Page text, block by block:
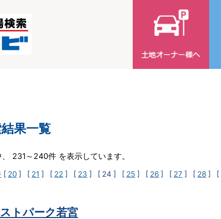
果一覧
231～240件 を表示しています。
[ 20 ] [ 21 ] [ 22 ] [ 23 ] [ 24 ] [ 25 ] [ 26 ] [ 27 ] [ 28 ] [
ストパーク若宮